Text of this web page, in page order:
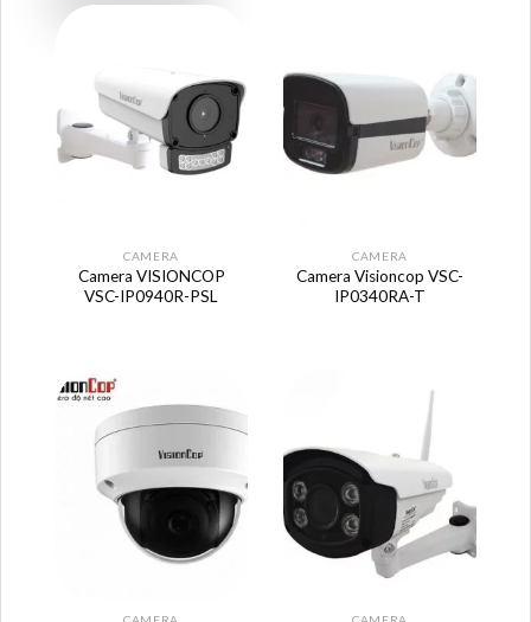
CAMERA
Camera VISIONCOP
VSC-IP0940R-PSL
CAMERA
Camera Visioncop VSC-
IP0340RA-T